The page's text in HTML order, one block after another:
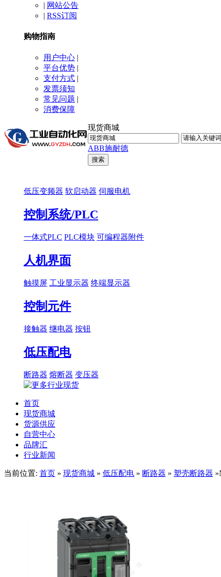
| 网站公告
| RSS订阅
购物指南
用户中心 |
平台优势 |
支付方式 |
发票须知
常见问题 |
消费保障
现货商城
ABB施耐德
低压变频器 软启动器 伺服电机
控制系统/PLC
一体式PLC PLC模块 可编程器附件
人机界面
触摸屏 工业显示器 终端显示器
控制元件
接触器 继电器 按钮
低压配电
断路器 熔断器 变压器
首页
现货商城
货源供应
自营中心
品牌汇
行业新闻
当前位置: 首页 » 现货商城 » 低压配电 » 断路器 » 塑壳断路器